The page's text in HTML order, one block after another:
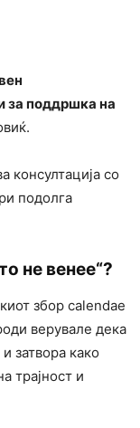
за поддршка на
консултација со
подолга
не венее“?
збор calendae
верувале дека
затвора како
трајност и